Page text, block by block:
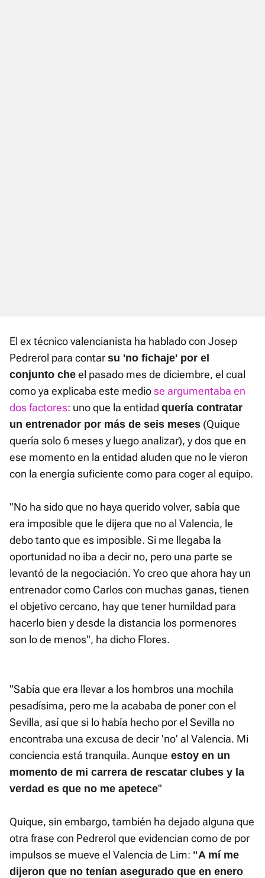
El ex técnico valencianista ha hablado con Josep
Pedrerol para contar su 'no fichaje' por el
conjunto che el pasado mes de diciembre, el cual
como ya explicaba este mediose argumentaba en
dos factores: uno que la entidad quería contratar
un entrenador por más de seis meses (Quique
quería solo 6 meses y luego analizar), y dos que en
ese momento en la entidad aluden que no le vieron
con la energía suficiente como para coger al equipo.
"No ha sido que no haya querido volver, sabía que
era imposible que le dijera que no al Valencia, le
debo tanto que es imposible. Si me llegaba la
oportunidad no iba a decir no, pero una parte se
levantó de la negociación. Yo creo que ahora hay un
entrenador como Carlos con muchas ganas, tienen
el objetivo cercano, hay que tener humildad para
hacerlo bien y desde la distancia los pormenores
son lo de menos", ha dicho Flores.
"Sabía que era llevar a los hombros una mochila
pesadísima, pero me la acababa de poner con el
Sevilla, así que si lo había hecho por el Sevilla no
encontraba una excusa de decir 'no' al Valencia. Mi
conciencia está tranquila. Aunque estoy en un
momento de mi carrera de rescatar clubes y la
verdad es que no me apetece"
Quique, sin embargo, también ha dejado alguna que
otra frase con Pedrerol que evidencian como de por
impulsos se mueve el Valencia de Lim: "A mí me
dijeron que no tenían asegurado que en enero